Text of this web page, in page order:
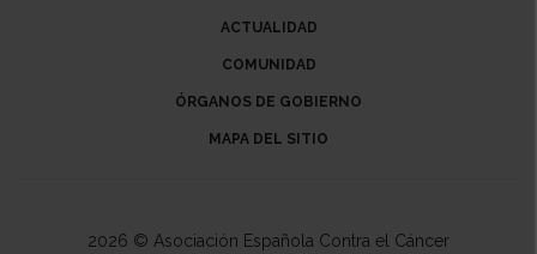
ACTUALIDAD
COMUNIDAD
ÓRGANOS DE GOBIERNO
MAPA DEL SITIO
2026 © Asociación Española Contra el Cáncer